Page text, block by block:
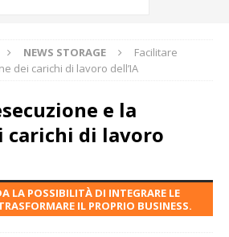
NEWS STORAGE
Facilitare
dei carichi di lavoro dell’IA
e la
carichi di lavoro
LA POSSIBILITÀ DI INTEGRARE LE
IL PROPRIO BUSINESS.